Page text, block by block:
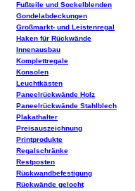
Fußteile und Sockelblenden
Gondelabdeckungen
Großmarkt- und Leistenregal
Haken für Rückwände
Innenausbau
Komplettregale
Konsolen
Leuchtkästen
Paneelrückwände Holz
Paneelrückwände Stahlblech
Plakathalter
Preisauszeichnung
Printprodukte
Regalschränke
Restposten
Rückwandbefestigung
Rückwände gelocht